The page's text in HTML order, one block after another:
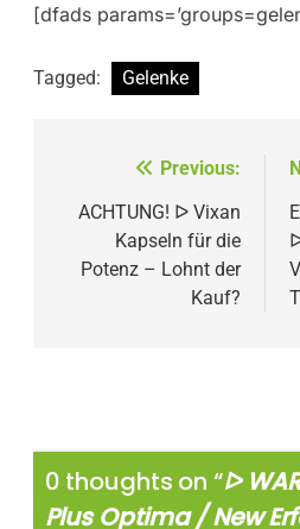
[dfads
Tagged: Gelenke
Previous:
ACHTUNG! ᐅ Vixan
Kapseln für die
Potenz – Lohnt der
Kauf?
0 thoughts on “ᐅ
Plus Optima / New